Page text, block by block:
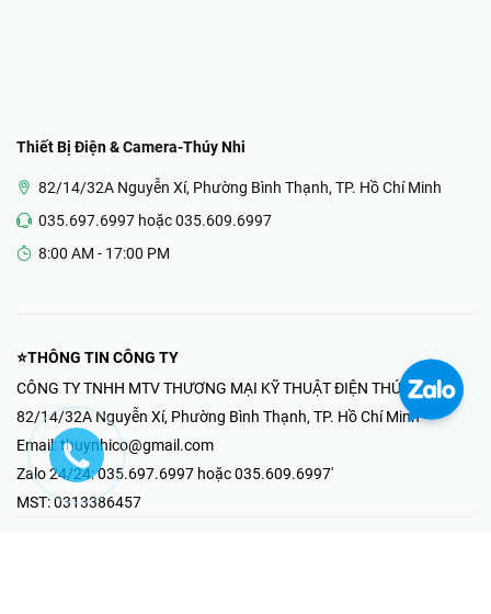
Thiết Bị Điện & Camera-Thúy Nhi
82/14/32A Nguyễn Xí, Phường Bình Thạnh, TP. Hồ Chí Minh
035.697.6997 hoặc 035.609.6997
8:00 AM - 17:00 PM
⭐THÔNG TIN CÔNG TY
CÔNG TY TNHH MTV THƯƠNG MẠI KỸ THUẬT ĐIỆN THÚY NHI
82/14/32A Nguyễn Xí, Phường Bình Thạnh, TP. Hồ Chí Minh
Email: thuynhico@gmail.com
Zalo 24/24:035.697.6997 hoặc 035.609.6997'
MST:0313386457